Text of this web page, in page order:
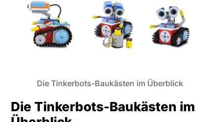
Die Tinkerbots-Baukästen im Überblick
Die Tinkerbots-Baukästen im